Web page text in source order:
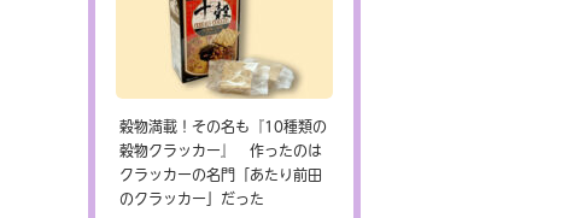
穀物満載！その名も『10種類の
穀物クラッカー』 作ったのは
クラッカーの名門「あたり前田
のクラッカー」だった